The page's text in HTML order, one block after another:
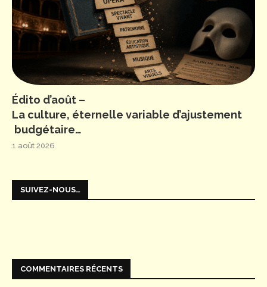
Édito d’août –
La culture, éternelle variable d’ajustement
budgétaire…
1 août 2026
SUIVEZ-NOUS…
COMMENTAIRES RÉCENTS